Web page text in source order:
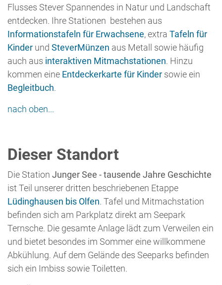
ist Teil unserer dritten beschriebenen Etappe
Lüdinghausen bis Olfen. Tafel und Mitmachstation
befinden sich am Parkplatz direkt am Seepark
Ternsche. Die gesamte Anlage lädt zum Verweilen ein
und bietet besondes im Sommer eine willkommene
Abkühlung. Auf dem Gelände des Seeparks befinden
sich ein Imbiss sowie Toiletten.
Eine Übersicht aller Stationen gibt es
Mitmachstation
Geheimnis Ternscher See - Entdeckungen einer längst
vergangenen Zeit
Der Ternscher See ist ein Beispiel für viele künstlich
geschaffene Seen in der Region. In der Regel sind
diese Gewässer Relikte des Sandabbaus. Bevor sich
der See mit Wasser füllte und Lebensraum vieler
Arten wurde, wurden während der Baggerarbeiten